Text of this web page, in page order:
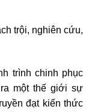
trội, nghiên cứu,
trình chinh phục
một thế giới sự
đạt kiến thức